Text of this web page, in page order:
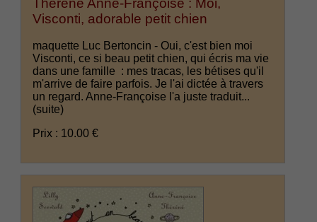
Visconti, adorable petit chien
maquette Luc Bertoncin - Oui, c'est bien moi
Visconti, ce si beau petit chien, qui écris ma vie
dans une famille : mes tracas, les bétises qu'il
m'arrive de faire parfois. Je l'ai dictée à travers
un regard. Anne-Françoise l'a juste traduit...
(suite)
Prix : 10.00 €